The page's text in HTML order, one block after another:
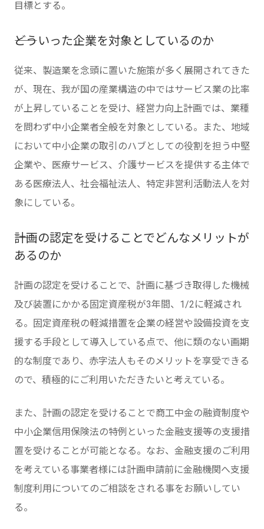
目標とする。
――どういった企業を対象としているのか
従来、製造業を念頭に置いた施策が多く展開されてきた
が、現在、我が国の産業構造の中ではサービス業の比率
が上昇していることを受け、経営力向上計画では、業種
を問わず中小企業者全般を対象としている。また、地域
において中小企業の取引のハブとしての役割を担う中堅
企業や、医療サービス、介護サービスを提供する主体で
ある医療法人、社会福祉法人、特定非営利活動法人を対
象にしている。
――計画の認定を受けることでどんなメリットが
あるのか
計画の認定を受けることで、計画に基づき取得した機械
及び装置にかかる固定資産税が3年間、1/2に軽減され
る。固定資産税の軽減措置を企業の経営や設備投資を支
援する手段として導入している点で、他に類のない画期
的な制度であり、赤字法人もそのメリットを享受できる
ので、積極的にご利用いただきたいと考えている。
また、計画の認定を受けることで商工中金の融資制度や
中小企業信用保険法の特例といった金融支援等の支援措
置を受けることが可能となる。なお、金融支援のご利用
を考えている事業者様には計画申請前に金融機関へ支援
制度利用についてのご相談をされる事をお願いしてい
る。